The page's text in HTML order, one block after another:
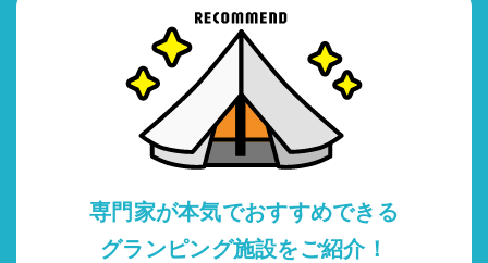
専門家が本気でおすすめできる
グランピング施設をご紹介！